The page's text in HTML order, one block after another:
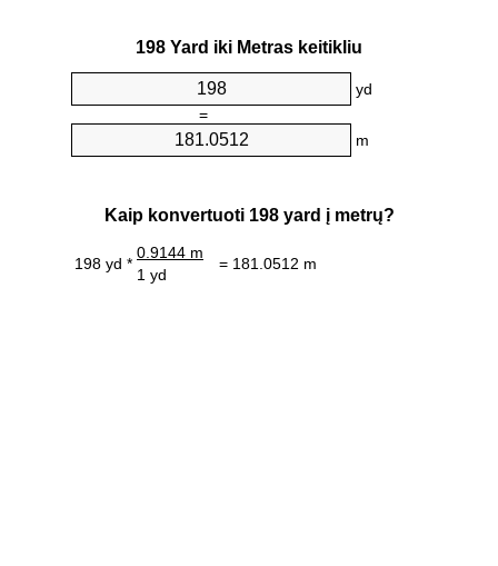
198 Yard iki Metras keitikliu
yd
=
m
Kaip konvertuoti 198 yard į metrų?
198 yd *
0.9144 m
= 181.0512 m
1 yd